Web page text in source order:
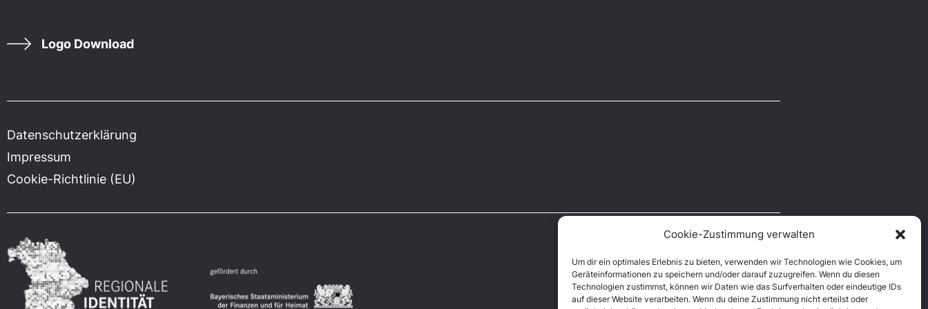
Cookie-Zustimmung verwalten
Um dir ein optimales Erlebnis zu bieten, verwenden wir Technologien wie Cookies, um
Geräteinformationen zu speichern und/oder darauf zuzugreifen. Wenn du diesen
Technologien zustimmst, können wir Daten wie das Surfverhalten oder eindeutige IDs
auf dieser Website verarbeiten. Wenn du deine Zustimmung nicht erteilst oder
Logo Download
Datenschutzerklärung
Impressum
Cookie-Richtlinie (EU)